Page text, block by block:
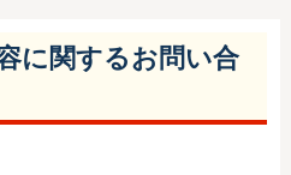
に関するお問い合